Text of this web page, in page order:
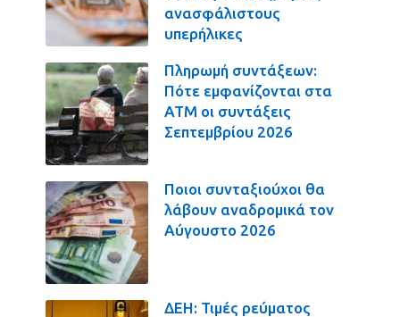
ανασφάλιστους
υπερήλικες
Πληρωμή συντάξεων:
Πότε εμφανίζονται στα
ΑΤΜ οι συντάξεις
Σεπτεμβρίου 2026
Ποιοι συνταξιούχοι θα
λάβουν αναδρομικά τον
Αύγουστο 2026
ΔΕΗ: Τιμές ρεύματος